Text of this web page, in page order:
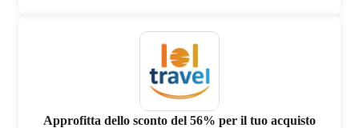
Approfitta dello sconto del 56% per il tuo acquisto